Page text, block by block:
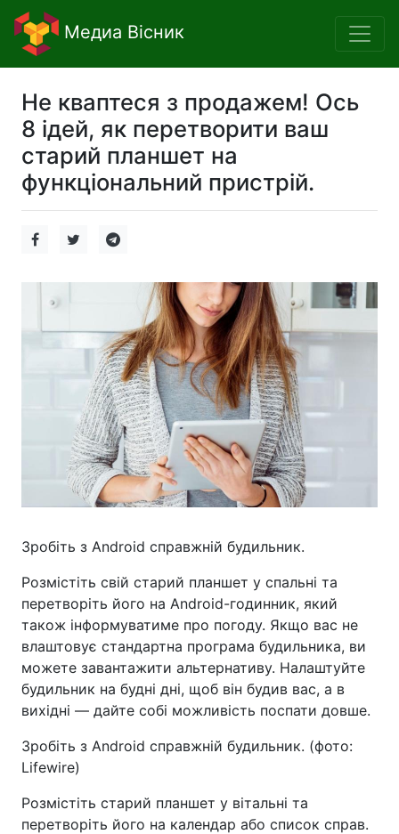
Медиа Вісник
Не кваптеся з продажем! Ось
8 ідей, як перетворити ваш
старий планшет на
функціональний пристрій.
Зробіть з Android справжній будильник.
Розмістіть свій старий планшет у спальні та
перетворіть його на Android-годинник, який
також інформуватиме про погоду. Якщо вас не
влаштовує стандартна програма будильника, ви
можете завантажити альтернативу. Налаштуйте
будильник на будні дні, щоб він будив вас, а в
вихідні — дайте собі можливість поспати довше.
Зробіть з Android справжній будильник. (фото:
Lifewire)
Розмістіть старий планшет у вітальні та
перетворіть його на календар або список справ.